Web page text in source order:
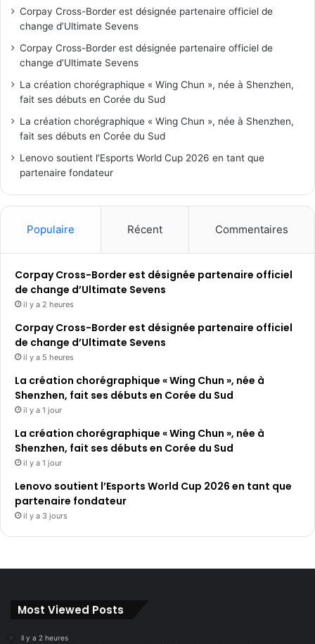
Corpay Cross-Border est désignée partenaire officiel de
change d’Ultimate Sevens
Corpay Cross-Border est désignée partenaire officiel de
change d’Ultimate Sevens
La création chorégraphique « Wing Chun », née à Shenzhen,
fait ses débuts en Corée du Sud
La création chorégraphique « Wing Chun », née à Shenzhen,
fait ses débuts en Corée du Sud
Lenovo soutient l’Esports World Cup 2026 en tant que
partenaire fondateur
Populaire Récent Commentaires
Corpay Cross-Border est désignée partenaire officiel
de change d’Ultimate Sevens
il y a 2 heures
Corpay Cross-Border est désignée partenaire officiel
de change d’Ultimate Sevens
il y a 5 heures
La création chorégraphique « Wing Chun », née à
Shenzhen, fait ses débuts en Corée du Sud
il y a 1 jour
La création chorégraphique « Wing Chun », née à
Shenzhen, fait ses débuts en Corée du Sud
il y a 1 jour
Lenovo soutient l’Esports World Cup 2026 en tant que
partenaire fondateur
il y a 3 jours
Most Viewed Posts
il y a 2 heures